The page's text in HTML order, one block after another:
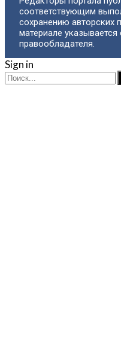
соответствующим
сохранению авторских
материале
правообладателя.
Sign in